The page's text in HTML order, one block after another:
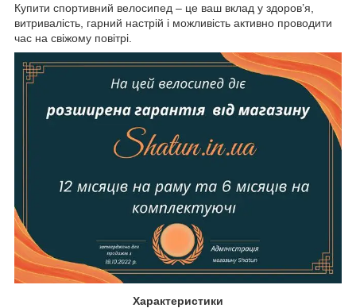
Купити спортивний велосипед – це ваш вклад у здоров’я,
витривалість, гарний настрій і можливість активно проводити
час на свіжому повітрі.
Характеристики